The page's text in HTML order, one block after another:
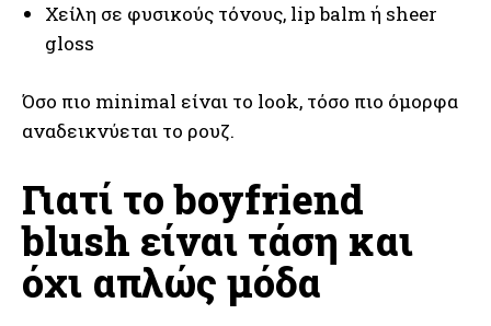
Χείλη σε φυσικούς τόνους, lip balm ή sheer
gloss
Όσο πιο minimal είναι το look, τόσο πιο όμορφα
αναδεικνύεται το ρουζ.
Γιατί το boyfriend
blush είναι τάση και
όχι απλώς μόδα